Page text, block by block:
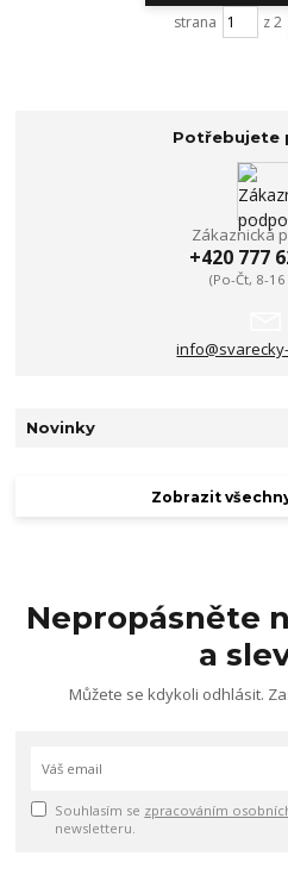
strana z 2
Potřebujete
Zákaznická
+420 777
(Po-Čt, 8-
Novinky
Zobrazit
Nepropásněte
a
Můžete se kdykoli odhlásit.
Souhlasím se zpracováním
newsletteru.